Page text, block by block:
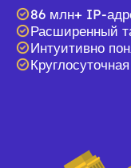
86 млн+ IP-
Расширенный
Интуитивно